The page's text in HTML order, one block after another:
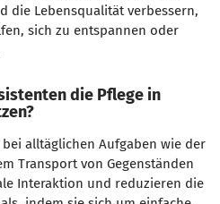
die Lebensqualität verbessern,
sich zu entspannen oder
die Pflege in
alltäglichen Aufgaben wie der
Transport von Gegenständen
Interaktion und reduzieren die